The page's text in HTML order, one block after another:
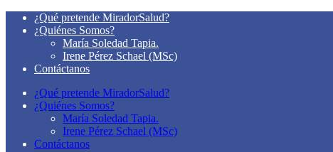
¿Qué pretende MiradorSalud?
¿Quiénes Somos?
María Soledad Tapia.
Irene Pérez Schael (MSc)
Contáctanos
¿Qué pretende MiradorSalud?
¿Quiénes Somos?
María Soledad Tapia.
Irene Pérez Schael (MSc)
Contáctanos